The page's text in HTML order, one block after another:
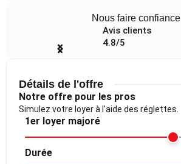
Nous faire confiance
Avis clients
4.8/5
Item
4
Détails de l'offre
Notre offre pour les pros
Simulez votre loyer à l'aide des réglettes.
1er loyer majoré
Durée